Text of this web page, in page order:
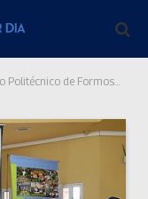
y el INTA en Laguna Naineck